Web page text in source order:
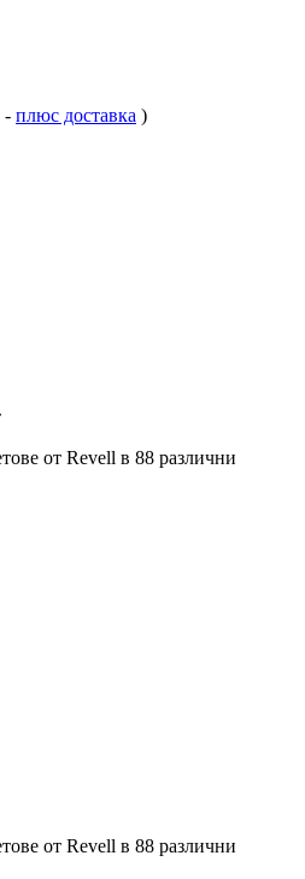
- плюс доставка )
от Revell в 88 различни
от Revell в 88 различни